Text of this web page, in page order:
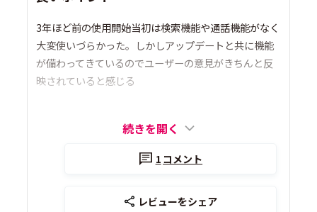
3年ほど前の使用開始当初は検索機能や通話機能がなく
大変使いづらかった。しかしアップデートと共に機能
が備わってきているのでユーザーの意見がきちんと反
映されていると感じる
続きを開く
1 コメント
レビューをシェア